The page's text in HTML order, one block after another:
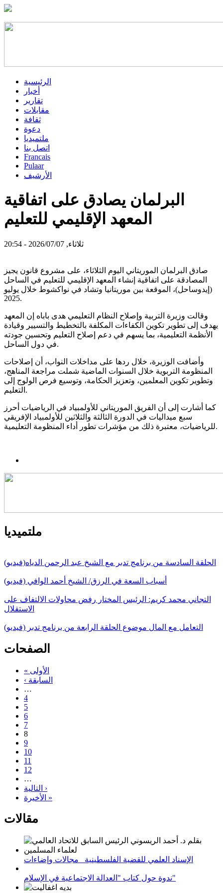
الرئيسية
أخبار
تقارير
مقابلات
ثقافة
دعوة
ملتميديا
اتصل بنا
Francais
Pulaar
الأرشيف
البرلمان يصادق على اتفاقية
المعهد الإقليمي للتعليم
ثلاثاء, 2026/07/07 - 20:54
صادق البرلمان الموريتاني اليوم الثلاثاء، على مشروع قانون يجيز
المصادقة على اتفاقية إنشاء المعهد الإقليمي للتعليم في الساحل
(إيدوساحل)، الموقعة بين موريتانيا وتشاد في نواكشوط خلال يوليو
2025.
وقالت وزيرة التربية وإصلاح النظام التعليمي هدى باباه إن المعهد
يهدف إلى تطوير تكوين الكفاءات المكلفة بالتخطيط والتسيير وقيادة
الأنظمة التعليمية، بما يسهم في دعم إصلاح التعليم وتحسين جودته
في دول الساحل.
وأضافت الوزيرة، خلال ردها على مداخلات النواب، أن إصلاحات
المنظومة التربوية خلال السنوات الماضية شملت مراجعة المناهج،
وتطوير تكوين المعلمين، وتعزيز الحكامة، وتوسيع فرص الولوج إلى
التعليم.
كما أشارت إلى أن الفريق الموريتاني للأولمبياد في الرياضيات أحرز
سبع ميداليات في الدورة الثالثة والثلاثين للأولمبياد الإفريقي
للرياضيات، معتبرة ذلك من مؤشرات تطور أداء المنظومة التعليمية.
ملتميديا
الحلقة السادسة من برنامج تدبر مع الشيخ عبد الرحمن الدياه(فيديو)
أسباب السعة في الرزق/ الشيخ أحمد الوافي (فيديو)
التجاني محمد كريم: الرئيس المختار رفض محاولات الالتفاف على
الاستقلال
التعامل مع المال موضوع الحلقة الرابعة من برنامج تدبر (فيديو)
الصفحات
« الأولى
‹ السابقة
…
4
5
6
7
8
9
10
11
12
…
التالية ›
الأخيرة »
مقالات
الإسناد العلمي للقضية الفلسطينية_ مجالات وإضاءات
ندوة حول كتاب "العدالة الاجتماعية في الإسلام"